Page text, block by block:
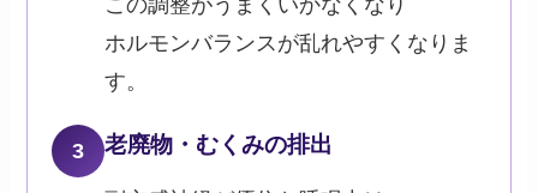
ホルモンバランスが乱れやすくなりま
す。
3 老廃物・むくみの排出